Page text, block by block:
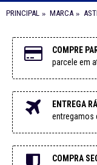
PRINCIPAL MARCA
COMPRE
parcele em
ENTREGA
entregamos
COMPRA